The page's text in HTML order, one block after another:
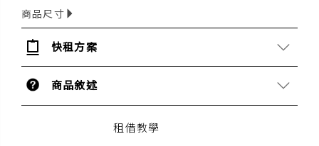
商品尺寸
快租方案
商品敘述
租借教學